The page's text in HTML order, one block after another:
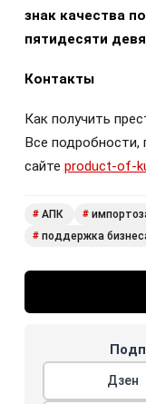
знак качества
пятидесяти
Контакты
Как получить
Все подробности,
сайте product-of-
# АПК #
# поддержка
Дзен